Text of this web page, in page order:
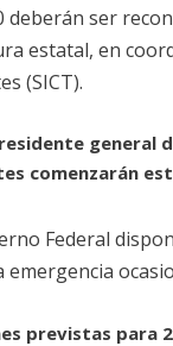
deberán ser
estatal, en
(SICT).
residente
comenzarán
Federal
previstas para